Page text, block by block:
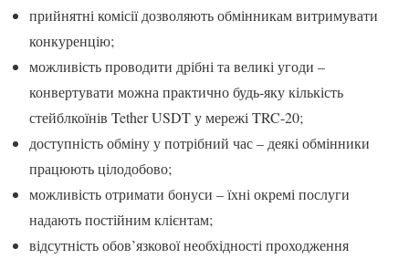
прийнятні комісії дозволяють обмінникам витримувати
конкуренцію;
можливість проводити дрібні та великі угоди –
конвертувати можна практично будь-яку кількість
стейблкоїнів Tether USDT у мережі TRC-20;
доступність обміну у потрібний час – деякі обмінники
працюють цілодобово;
можливість отримати бонуси – їхні окремі послуги
надають постійним клієнтам;
відсутність обов’язкової необхідності проходження